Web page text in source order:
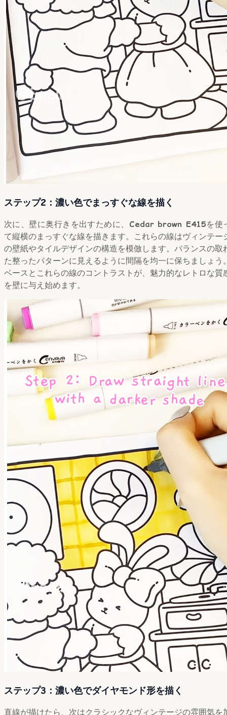
ステップ2：濃い色でまっすぐな線を描く
次に、壁に奥行きを出すために、 Cedar brown E415を使
て縦横のまっすぐな線を描きます。これらの線はヴィンテー
の壁紙やタイルデザインの構造を模倣します。バランスの取
た整ったパターンに見えるように間隔を均一に保ちましょう
ベースとこれらの線のコントラストが、魅力的なレトロな質
を壁に与え始めます。
ステップ3：濃い色でダイヤモンド形を描く
直線が描けたら、次はクラシックなヴィンテージの雰囲気を